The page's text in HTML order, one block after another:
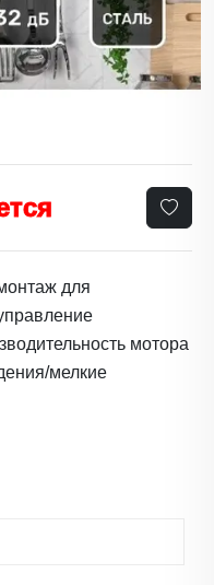
для
мотора
мелкие